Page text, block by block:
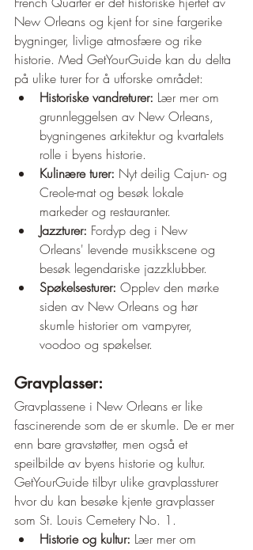
New Orleans og kjent for sine fargerike
bygninger, livlige atmosfære og rike
historie. Med GetYourGuide kan du delta
på ulike turer for å utforske området:
Historiske vandreturer: Lær mer om
grunnleggelsen av New Orleans,
bygningenes arkitektur og kvartalets
rolle i byens historie.
Kulinære turer: Nyt deilig Cajun- og
Creole-mat og besøk lokale
markeder og restauranter.
Jazzturer: Fordyp deg i New
Orleans' levende musikkscene og
besøk legendariske jazzklubber.
Spøkelsesturer: Opplev den mørke
siden av New Orleans og hør
skumle historier om vampyrer,
voodoo og spøkelser.
Gravplasser:
Gravplassene i New Orleans er like
fascinerende som de er skumle. De er mer
enn bare gravstøtter, men også et
speilbilde av byens historie og kultur.
GetYourGuide tilbyr ulike gravplassturer
hvor du kan besøke kjente gravplasser
som St. Louis Cemetery No. 1.
Historie og kultur: Lær mer om